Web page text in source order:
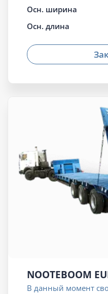
Осн. ширина
Осн. длина
NOOTEBOOM
В данный момент